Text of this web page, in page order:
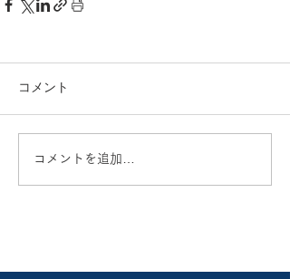
コメント
コメントを追加…